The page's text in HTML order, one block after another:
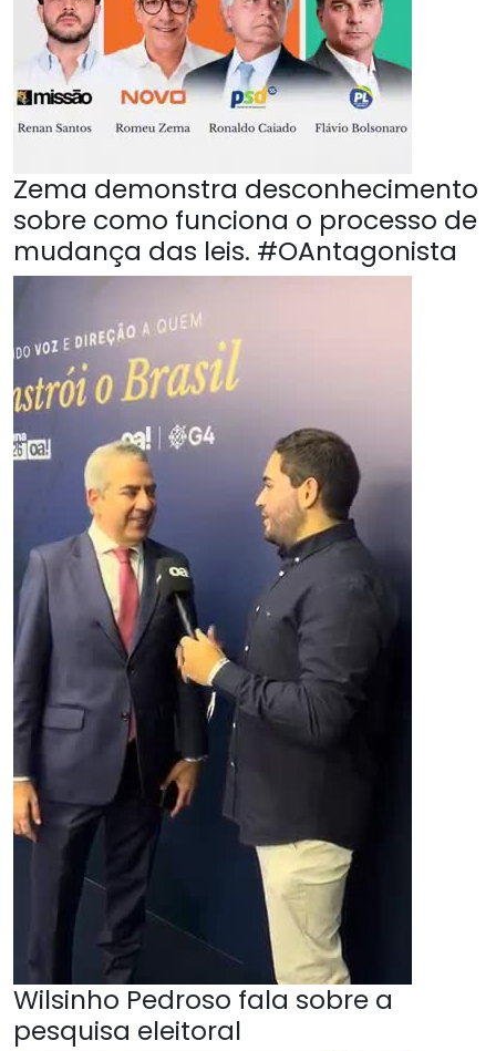
Zema demonstra desconhecimento
sobre como funciona o processo de
mudança das leis. #OAntagonista
Wilsinho Pedroso fala sobre a
pesquisa eleitoral